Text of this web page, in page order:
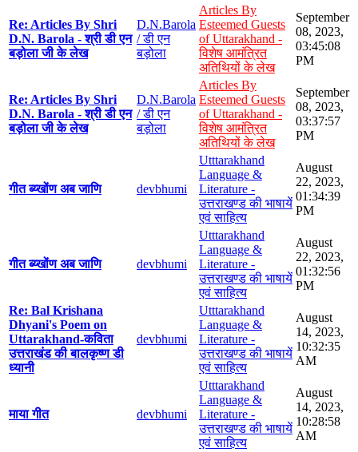
Re: Articles By Shri
D.N. Barola - श्री डी एन
बड़ोला जी के लेख
D.N.Barola
/ डी एन
बड़ोला
Articles By
Esteemed Guests
of Uttarakhand -
विशेष आमंत्रित
अतिथियों के लेख
September
08, 2023,
03:45:08
PM
Re: Articles By Shri
D.N. Barola - श्री डी एन
बड़ोला जी के लेख
D.N.Barola
/ डी एन
बड़ोला
Articles By
Esteemed Guests
of Uttarakhand -
विशेष आमंत्रित
अतिथियों के लेख
September
08, 2023,
03:37:57
PM
गीत ब्य्खोंण अब जाणि devbhumi
Utttarakhand
Language &
Literature -
उत्तराखण्ड की भाषायें
एवं साहित्य
August
22, 2023,
01:34:39
PM
गीत ब्य्खोंण अब जाणि devbhumi
Utttarakhand
Language &
Literature -
उत्तराखण्ड की भाषायें
एवं साहित्य
August
22, 2023,
01:32:56
PM
Re: Bal Krishana
Dhyani's Poem on
Uttarakhand-कविता
उत्तराखंड की बालकृष्ण डी
ध्यानी
devbhumi
Utttarakhand
Language &
Literature -
उत्तराखण्ड की भाषायें
एवं साहित्य
August
14, 2023,
10:32:35
AM
माया गीत devbhumi
Utttarakhand
Language &
Literature -
उत्तराखण्ड की भाषायें
एवं साहित्य
August
14, 2023,
10:28:58
AM